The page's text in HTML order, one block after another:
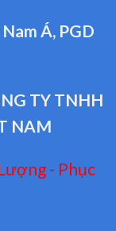
Á, PGD
TY TNHH
NAM
- Phục